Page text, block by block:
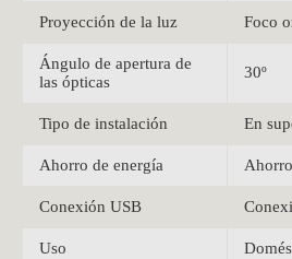
Proyección de la luz Foco
Ángulo de apertura de
las ópticas
30º
Tipo de instalación En
Ahorro de energía
Conexión USB
Uso